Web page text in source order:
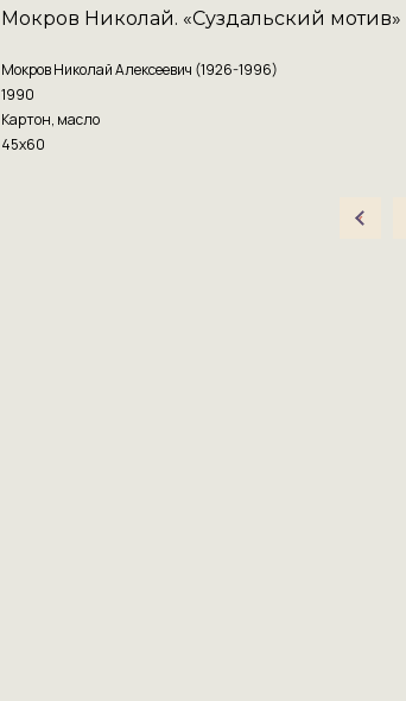
Мокров Николай. «Суздальский мотив»
Мокров Николай Алексеевич (1926-1996)
1990
Картон, масло
45х60
‹